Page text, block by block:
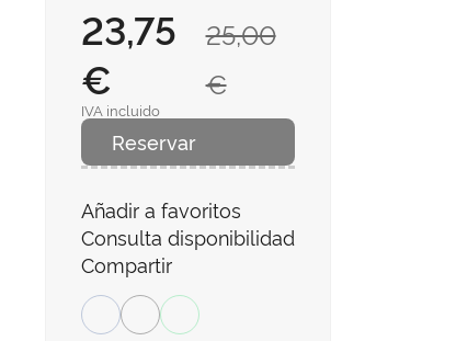
25,00
€
23,75
€
IVA incluido
Reservar
Añadir a favoritos
Consulta disponibilidad
Compartir